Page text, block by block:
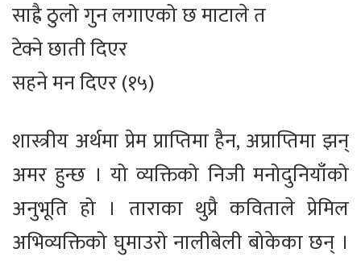
साह्रै ठुलो गुन लगाएको छ माटाले त
टेक्ने छाती दिएर
सहने मन दिएर (१५)
शास्त्रीय अर्थमा प्रेम प्राप्तिमा हैन, अप्राप्तिमा झन्
अमर हुन्छ । यो व्यक्तिको निजी मनोदुनियाँको
अनुभूति हो । ताराका थुप्रै कविताले प्रेमिल
अभिव्यक्तिको घुमाउरो नालीबेली बोकेका छन् ।